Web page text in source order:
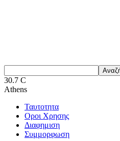
30.7 C
Athens
Ταυτοτητα
Οροι Χρησης
Διαφημιση
Συμμορφωση